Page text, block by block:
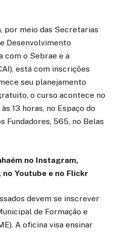
por meio das Secretarias
Desenvolvimento
com o Sebrae e a
está com inscrições
seu planejamento
o curso acontece no
13 horas, no Espaço do
Fundadores, 565, no Belas
no Instagram,
Youtube e no Flickr
devem se inscrever
de Formação e
A oficina visa ensinar